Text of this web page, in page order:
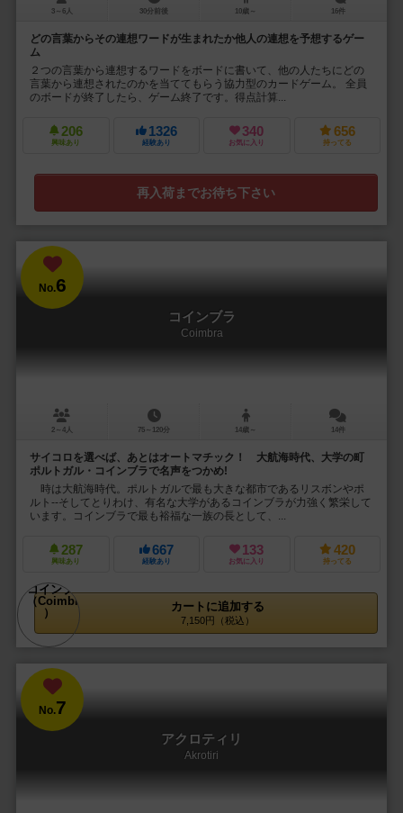
3～6人 30分前後 10歳～ 16件
どの言葉からその連想ワードが生まれたか他人の連想を予想するゲー
ム
２つの言葉から連想するワードをボードに書いて、他の人たちにどの
言葉から連想されたのかを当ててもらう協力型のカードゲーム。 全員
のボードが終了したら、ゲーム終了です。得点計算...
206
興味あり
1326
経験あり
340
お気に入り
656
持ってる
再入荷までお待ち下さい
No.6
コインブラ
Coimbra
2～4人 75～120分 14歳～ 14件
サイコロを選べば、あとはオートマチック！ 大航海時代、大学の町
ポルトガル・コインブラで名声をつかめ!
時は大航海時代。ポルトガルで最も大きな都市であるリスボンやポ
ルト--そしてとりわけ、有名な大学があるコインブラが力強く繁栄して
います。コインブラで最も裕福な一族の長として、...
287
興味あり
667
経験あり
133
お気に入り
420
持ってる
カートに追加する
7,150円（税込）
No.7
アクロティリ
Akrotiri